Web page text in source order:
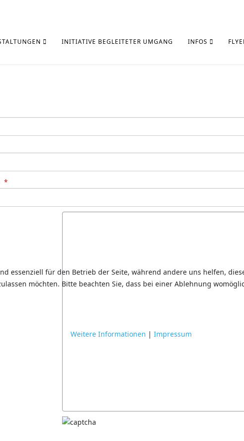
INITIATIVE BEGLEITETER UMGANG INFOS
essenziell für den Betrieb der Seite, während andere uns helfen,
möchten. Bitte beachten Sie, dass bei einer Ablehnung
Weitere Informationen | Impressum